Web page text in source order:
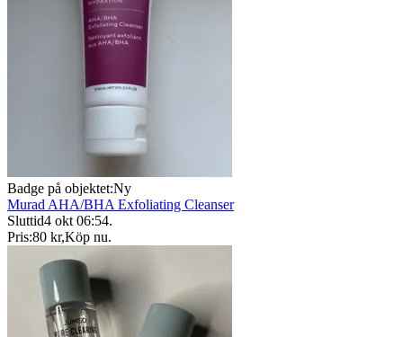
Badge på objektet:Ny
Murad AHA/BHA Exfoliating Cleanser
Sluttid4 okt 06:54.
Pris:80 kr,Köp nu.